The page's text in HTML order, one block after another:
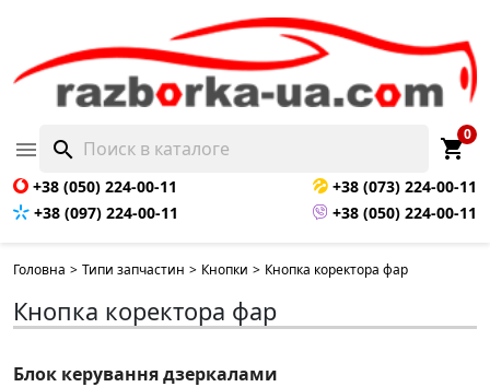
 search shopping_cart
0
+38 (050) 224-00-11
+38 (073) 224-00-11
+38 (097) 224-00-11
+38 (050) 224-00-11
Головна > Типи запчастин > Кнопки > Кнопка коректора фар
Кнопка коректора фар
Блок керування дзеркалами